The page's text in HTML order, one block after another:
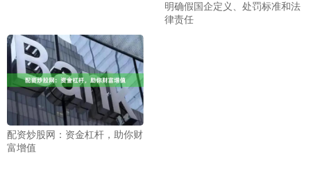
明确假国企定义、处罚标准和法
律责任
配资炒股网：资金杠杆，助你财
富增值